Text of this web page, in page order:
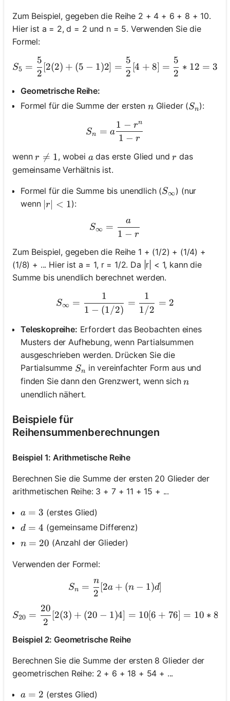
Zum Beispiel, gegeben die Reihe 2 + 4 + 6 + 8 + 10.
Hier ist a = 2, d = 2 und n = 5. Verwenden Sie die
Formel:
S_5 = \frac{5}{2} [2(2)
S5 =
2
5
[2(2) + (5 − 1)2] =
2
5
[4 + 8] =
2
5
∗ 12 = 30
Geometrische Reihe:
Formel für die Summe der ersten n
nGlieder (S_n
Sn):
S_n = a \frac{1 - r^n}{1 -
Sn = a
1 − r
1 − rn
wennr \neq 1
r 
= 1, wobei a
adas erste Glied undr
r das
gemeinsame Verhältnis ist.
Formel für die Summe bis unendlich (S_\infty
S∞) (nur
wenn |r| < 1
∣r < 1):
S_\infty = \frac{a}{1 - r}
S∞ =
1 − r
a
Zum Beispiel, gegeben die Reihe 1 + (1/2) + (1/4) +
(1/8) + ... Hier ist a = 1, r = 1/2. Da |r| < 1, kann die
Summe bis unendlich berechnet werden.
S_\infty = \frac{1}{1 -
S∞ =
1 − (1/2)
1
=
1/2
1
= 2
Teleskopreihe: Erfordert das Beobachten eines
Musters der Aufhebung, wenn Partialsummen
ausgeschrieben werden. Drücken Sie die
Partialsumme S_n
Sn in vereinfachter Form aus und
finden Sie dann den Grenzwert, wenn sichn
n
unendlich nähert.
Beispiele für
Reihensummenberechnungen
Beispiel 1: Arithmetische Reihe
Berechnen Sie die Summe der ersten 20 Glieder der
arithmetischen Reihe: 3 + 7 + 11 + 15 + ...
a = 3
a = 3 (erstes Glied)
d = 4
d = 4 (gemeinsame Differenz)
n = 20
n = 20 (Anzahl der Glieder)
Verwenden der Formel:
S_n = \frac{n}{2} [2a +
Sn =
2
n
[2a + (n − 1)d]
S_{20} =
S20 =
2
20
[2(3) + (20 − 1)4] = 10[6 + 76] = 10 ∗ 82
Beispiel 2: Geometrische Reihe
Berechnen Sie die Summe der ersten 8 Glieder der
geometrischen Reihe: 2 + 6 + 18 + 54 + ...
a = 2
a = 2 (erstes Glied)